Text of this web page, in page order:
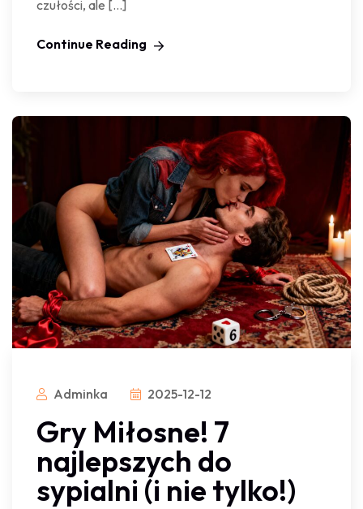
czułości, ale […]
Continue Reading
Adminka 2025-12-12
Gry Miłosne! 7
najlepszych do
sypialni (i nie tylko!)